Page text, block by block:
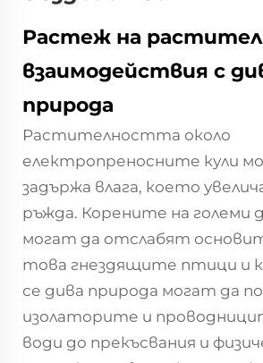
Растеж на
взаимодействия с
природа
Растителността около
електропреносните кули
задържа влага, което
ръжда. Корените на големи
могат да отслабят
това гнездящите птици и
се дива природа могат да
изолаторите и
води до прекъсвания и